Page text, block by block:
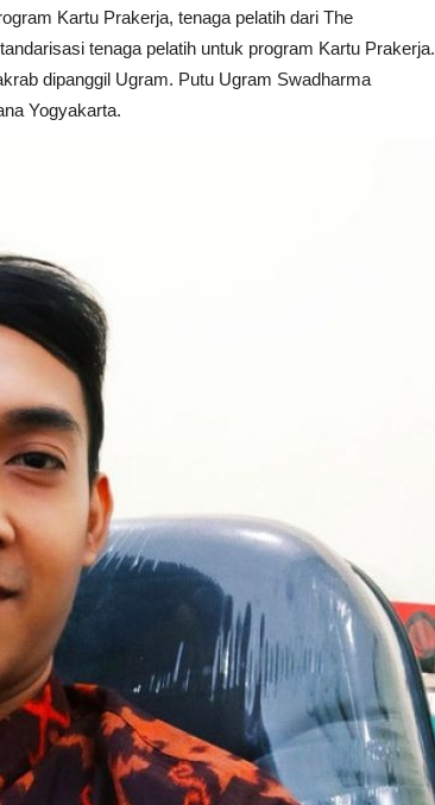
Kartu Prakerja, tenaga pelatih dari The
tenaga pelatih untuk program Kartu Prakerja.
dipanggil Ugram. Putu Ugram Swadharma
Yogyakarta.